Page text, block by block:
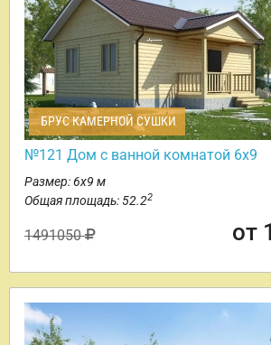
БРУС КАМЕРНОЙ СУШКИ
№121 Дом с ванной комнатой 6х9
Размер: 6х9 м
Общая площадь: 52.22
1491050 от